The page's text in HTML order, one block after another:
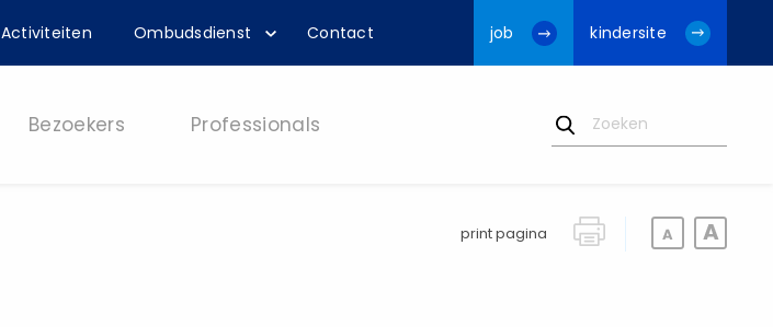
Activiteiten Ombudsdienst Contact job kindersite
Bezoekers Professionals
print pagina